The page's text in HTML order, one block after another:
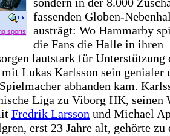
sports
fassenden Globen-
austrägt: Wo Hammarby
die Fans die Halle in ihren
lautstark für Unterstützung
Lukas Karlsson sein genialer
abhanden kam.
Liga zu Viborg HK, seinen
Fredrik Larsson und Michael
erst 23 Jahre alt, gehörte zu